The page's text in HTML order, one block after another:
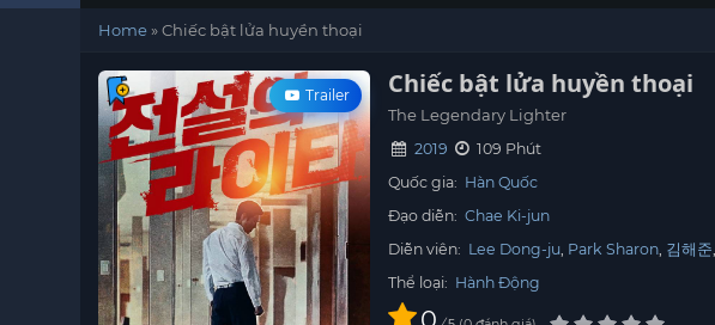
Home»Chiếc bật lửa huyền thoại
Trailer Chiếc bật lửa huyền thoại
The Legendary Lighter
2019
109 Phút
Quốc gia: Hàn Quốc
Đạo diễn: Chae Ki-jun
Diễn viên: Lee Dong-ju Park Sharon 김해준
Thể loại: Hành Động